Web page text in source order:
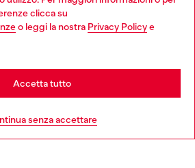
clicca su
o leggi la nostra Privacy Policye
senza accettare
Accetta tutto
Italia website, but it seems you may